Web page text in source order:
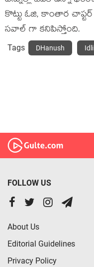
కొట్టు ఓజి, కాంతార
సవాల్ గా కనిపిస్తోంది.
Tags DHanush
FOLLOW US
About Us
Editorial Guidelines
Privacy Policy